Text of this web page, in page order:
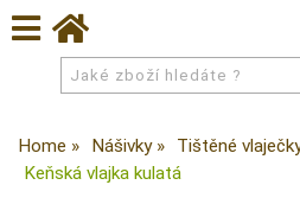
Home Nášivky Tištěné
Keňská vlajka kulatá